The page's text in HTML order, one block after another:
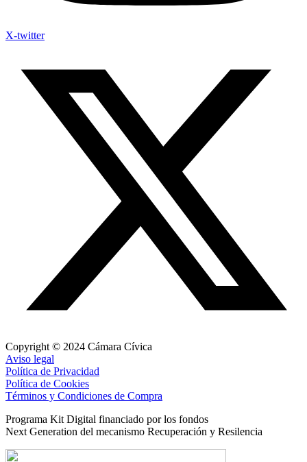
X-twitter
Copyright © 2024 Cámara Cívica
Aviso legal
Política de Privacidad
Política de Cookies
Términos y Condiciones de Compra
Programa Kit Digital financiado por los fondos
Next Generation del mecanismo Recuperación y Resilencia